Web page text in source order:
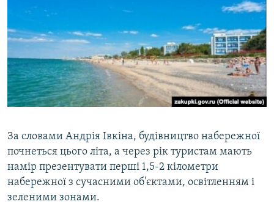
​За словами Андрія Івкіна, будівництво набережної
почнеться цього літа, а через рік туристам мають
намір презентувати перші 1,5-2 кілометри
набережної з сучасними об'єктами, освітленням і
зеленими зонами.